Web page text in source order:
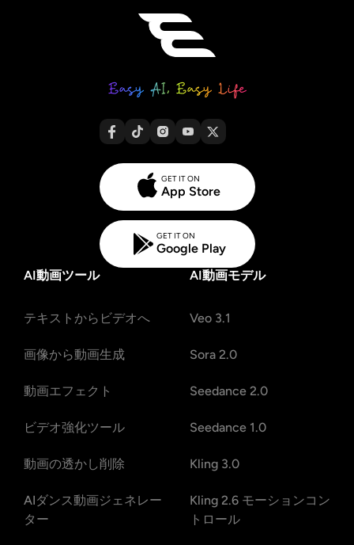
GET IT ON
App Store
GET IT ON
Google Play
AI動画ツール
テキストからビデオへ
画像から動画生成
動画エフェクト
ビデオ強化ツール
動画の透かし削除
AIダンス動画ジェネレー
ター
AI動画モデル
Veo 3.1
Sora 2.0
Seedance 2.0
Seedance 1.0
Kling 3.0
Kling 2.6 モーションコン
トロール